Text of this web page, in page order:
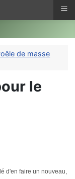
de masse
le
d'en faire un nouveau,
≡